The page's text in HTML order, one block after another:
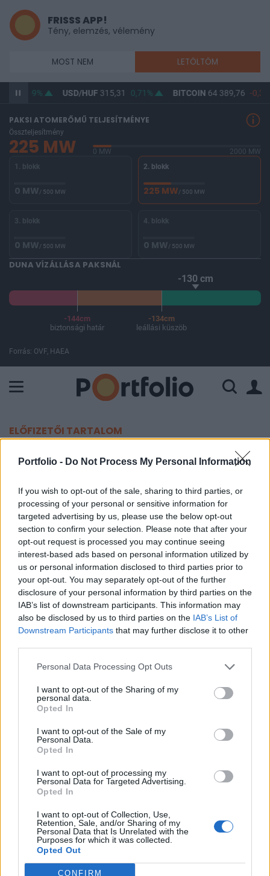
Portfolio - Do Not Process My Personal Information
If you wish to opt-out of the sale, sharing to third parties, or
processing of your personal or sensitive information for
targeted advertising by us, please use the below opt-out
section to confirm your selection. Please note that after your
opt-out request is processed you may continue seeing
interest-based ads based on personal information utilized by
us or personal information disclosed to third parties prior to
your opt-out. You may separately opt-out of the further
disclosure of your personal information by third parties on the
IAB’s list of downstream participants. This information may
also be disclosed by us to third parties on the IAB’s List of
Downstream Participants that may further disclose it to other
Personal Data Processing Opt Outs
I want to opt-out of the Sharing of my
personal data.
Opted In
I want to opt-out of the Sale of my
Personal Data.
Opted In
I want to opt-out of processing my
Personal Data for Targeted Advertising.
Opted In
I want to opt-out of Collection, Use,
Retention, Sale, and/or Sharing of my
Personal Data that Is Unrelated with the
Purposes for which it was collected.
Opted Out
CONFIRM
FRISSS APP!
Tény, elemzés, vélemény
MOST NEM LETÖLTÖM
0,59% USD/HUF315,31 0,71% BITCOIN64 389,76 -
PAKSI ATOMERŐMŰ TELJESÍTMÉNYE
Összteljesítmény
225 MW 0 MW
2000 MW
1. blokk
0 MW/ 500 MW
2. blokk
225 MW/ 500 MW
3. blokk
0 MW/ 500 MW
4. blokk
0 MW/ 500 MW
DUNA VÍZÁLLÁSA PAKSNÁL
-130 cm
-144cm
biztonsági határ
-134cm
leállási küszöb
Forrás: OVF, HAEA
ELŐFIZETŐI TARTALOM
Mit okoz a MOL-nak a zuhanó
Portfolio
2015. január 08. 09:42
A Wirtshaftsblattnak adott interjút a MOL
vezérigazgatója, Molnár József, aki többek között
elmondta, a társaság továbbra is nyitott a
felvásárlási lehetőségekre, és idén
összességében 2,2 milliárd dolláros beruházási
programmal tervez. Az INA kapcsán megjegyezte,
az elsődleges cél továbbra is a horvátokkal való
megegyezés.
Portfolio Investment Day 2026Október 21-én jön a Portfolio
Investment Day 2026, ahol a piac vezető szakértőivel
kérdésekre. Meddig tarthat az AI-rali, kik lehetnek a
következő évek nyertesei, mire számíthatunk a részvény-,
érdemes portfóliót építeni egy gyorsan változó...
KEDVES OLVASÓNK!
A keresett cikk a portfolio.hu hírarchívumához
tartozik, melynek olvasása előfizetéses
regisztrációhoz kötött.